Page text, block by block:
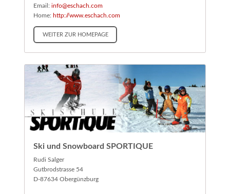
Email:info@eschach.com
Home: http://www.eschach.com
WEITER ZUR HOMEPAGE
Ski und Snowboard SPORTIQUE
Rudi Salger
Gutbrodstrasse 54
D-87634 Obergünzburg